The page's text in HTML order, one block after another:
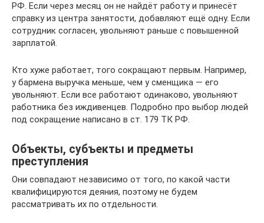
РФ. Если через месяц он не найдёт работу и принесёт
справку из центра занятости, добавляют ещё одну. Если
сотрудник согласен, увольняют раньше с повышенной
зарплатой.
Кто хуже работает, того сокращают первым. Например,
у бармена выручка меньше, чем у сменщика — его
увольняют. Если все работают одинаково, увольняют
работника без иждивенцев. Подробно про выбор людей
под сокращение написано в ст. 179 ТК РФ.
Объекты, субъекты и предметы
преступления
Они совпадают независимо от того, по какой части
квалифицируются деяния, поэтому не будем
рассматривать их по отдельности.